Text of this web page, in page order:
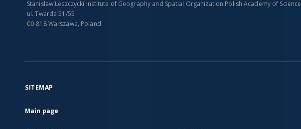
Stanislaw Leszczycki Institute of Geography and Spatial Organization Polish Academy of Science
ul. Twarda 51/55
00-818 Warszawa, Poland
SITEMAP
Main page